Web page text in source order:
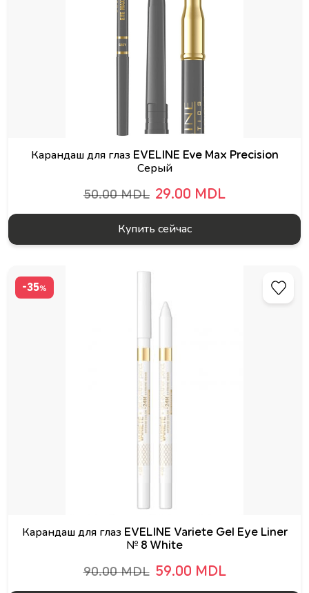
Карандаш для глаз EVELINE Eve Max Precision
Серый
50.00 MDL 29.00 MDL
Купить сейчас
-35%
Карандаш для глаз EVELINE Variete Gel Eye Liner
№ 8 White
90.00 MDL 59.00 MDL